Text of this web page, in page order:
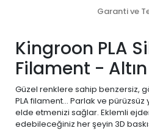
Garanti ve
Kingroon PLA
Filament -
Güzel renklere sahip benzersiz,
PLA filament... Parlak ve
elde etmenizi sağlar. Eklemli
edebileceğiniz her şeyin 3D